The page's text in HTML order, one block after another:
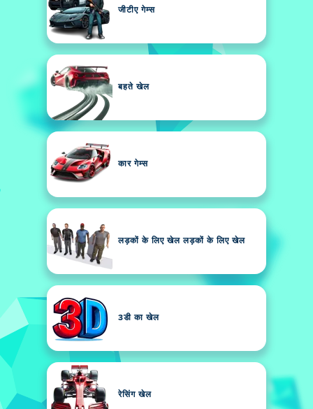
जीटीए गेम्स
बहते खेल
कार गेम्स
लड़कों के लिए खेल लड़कों के लिए खेल
3डी का खेल
रेसिंग खेल